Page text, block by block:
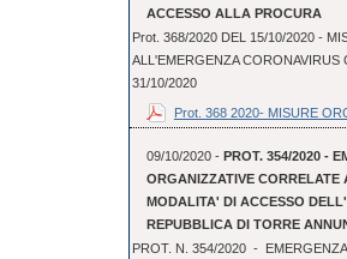
ACCESSO ALLA PROCURA
Prot. 368/2020 DEL 15/10/2020 -
ALL'EMERGENZA
31/10/2020
Prot. 368 2020- MISURE
09/10/2020 - PROT. 354/2020 -
ORGANIZZATIVE
MODALITA' DI ACCESSO
REPUBBLICA DI TORRE
PROT. N. 354/2020 -